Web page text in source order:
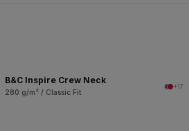
B&C Inspire Crew Neck
280 g/m² / Classic Fit
+17